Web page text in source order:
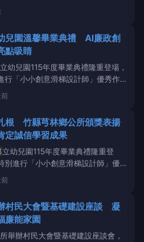
典禮揭開序幕。(圖／芎林鄉公所政
記者羅林/新竹報導】
行，活動特別邀請新竹縣五龍
兒園溫馨畢業典禮 AI廉政創
點吸睛
立幼兒園115年度畢業典禮隆重登場，
行「小小創意滑梯設計師」優秀作品
芎林鄉
影，氣氛歡樂溫馨。(圖／芎林鄉公
年度畢業典禮於今(7/24)日在
根 竹縣芎林鄉公所頒獎表揚
定誠信學習成果
立幼兒園115年度畢業典禮隆重登
別進行「小小創意滑梯設計師」優秀
竹縣芎林鄉
們合影，氣氛歡樂溫馨。(圖／芎林
園115年度畢業典禮於今(7/24)日在
村民大會暨基礎建設座談 凝
廉能家園
舉辦村民大會暨基礎建設座談會，